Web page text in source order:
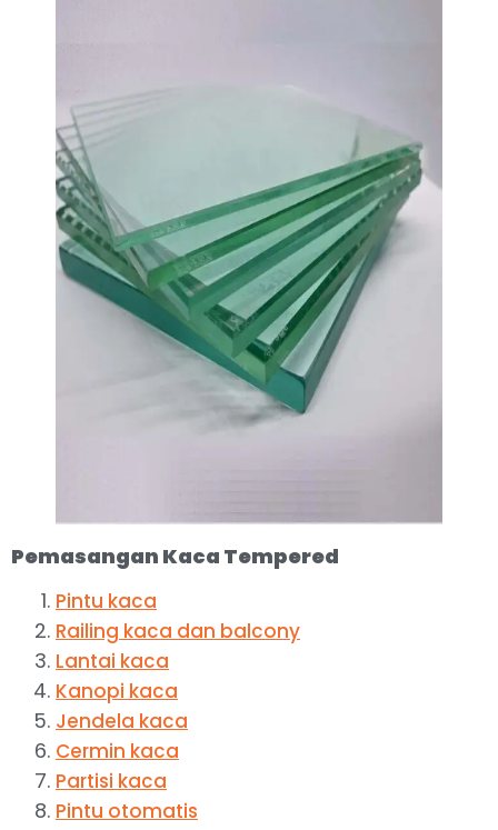
Pemasangan Kaca Tempered
Pintu kaca
Railing kaca dan balcony
Lantai kaca
Kanopi kaca
Jendela kaca
Cermin kaca
Partisi kaca
Pintu otomatis